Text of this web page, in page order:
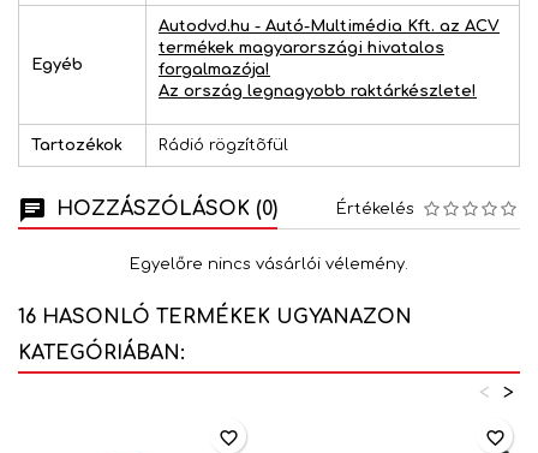
Egyéb
Autodvd.hu - Autó-Multimédia Kft. az ACV
termékek magyarországi hivatalos
forgalmazója!
Az ország legnagyobb raktárkészlete!
Tartozékok Rádió rögzítõfül
HOZZÁSZÓLÁSOK (0) Értékelés
Egyelőre nincs vásárlói vélemény.
16 HASONLÓ TERMÉKEK UGYANAZON
KATEGÓRIÁBAN:
>
<
favorite_border favorite_border